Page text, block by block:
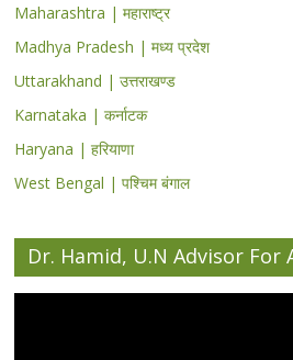
Maharashtra | महाराष्ट्र
Madhya Pradesh | मध्य प्रदेश
Uttarakhand | उत्तराखण्ड
Karnataka | कर्नाटक
Haryana | हरियाणा
West Bengal | पश्चिम बंगाल
Dr. Hamid, U.N Advisor For